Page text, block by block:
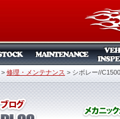
> 修理・メンテナンス > シボレー//